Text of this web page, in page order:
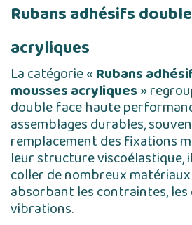
Rubans adhésifs
acryliques
La catégorie «Rubans
mousses acryliques»
double face haute
assemblages durables,
remplacement des fixations
leur structure viscoélastique,
coller de nombreux
absorbant les contraintes, les
vibrations.